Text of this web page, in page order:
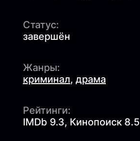
Статус:
завершён
Жанры:
криминал, драма
Рейтинги:
IMDb 9.3, Кинопоиск 8.5